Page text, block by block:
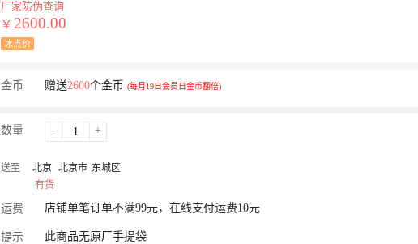
厂家防伪查询
￥ 2600.00
冰点价
金币 赠送2600个金币 (每月19日会员日金币翻倍)
数量 - +
送至 北京 北京市 东城区
有货
运费 店铺单笔订单不满99元，在线支付运费10元
提示 此商品无原厂手提袋